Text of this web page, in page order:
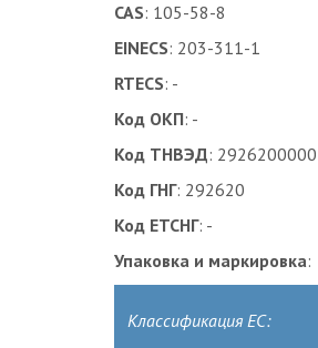
CAS: 105-58-8
EINECS: 203-311-1
RTECS: -
Код ОКП: -
Код ТНВЭД: 2926200000
Код ГНГ: 292620
Код ЕТСНГ: -
Упаковка и маркировка:
Классификация ЕС: